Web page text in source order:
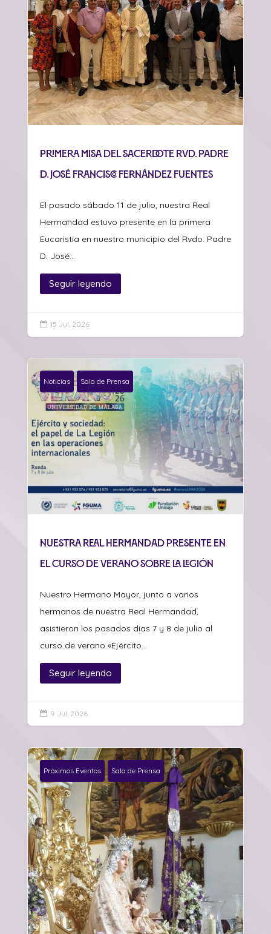
Primera misa del sacerdote Rvd. Padre
D. José Francisco Fernández Fuentes
El pasado sábado 11 de julio, nuestra Real
Hermandad estuvo presente en la primera
Eucaristía en nuestro municipio del Rvdo. Padre
D. José...
Seguir leyendo
 15 Jul, 2026
Noticias Sala de Prensa
Nuestra Real Hermandad presente en
el curso de verano sobre La Legión
Nuestro Hermano Mayor, junto a varios
hermanos de nuestra Real Hermandad,
asistieron los pasados días 7 y 8 de julio al
curso de verano «Ejército...
Seguir leyendo
 9 Jul, 2026
Próximos Eventos Sala de Prensa